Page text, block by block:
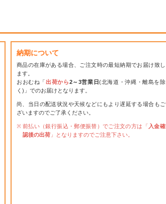
納期について
商品の在庫がある場合、ご注文時の最短納期でお届け致し
ます。
おおむね「出荷から2～3営業日(北海道・沖縄・離島を除
く)」でのお届けとなります。
尚、当日の配送状況や天候などにもより遅延する場合もご
ざいますのでご了承ください。
前払い（銀行振込・郵便振替）でご注文の方は「 入金確
認後の出荷 」となりますのでご注意下さい。